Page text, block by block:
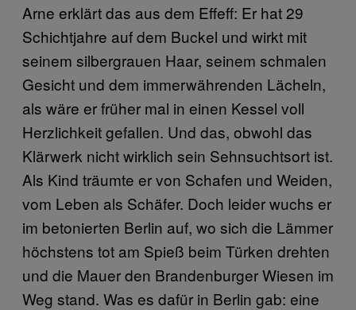
Arne erklärt das aus dem Effeff: Er hat 29
Schichtjahre auf dem Buckel und wirkt mit
seinem silbergrauen Haar, seinem schmalen
Gesicht und dem immerwährenden Lächeln,
als wäre er früher mal in einen Kessel voll
Herzlichkeit gefallen. Und das, obwohl das
Klärwerk nicht wirklich sein Sehnsuchtsort ist.
Als Kind träumte er von Schafen und Weiden,
vom Leben als Schäfer. Doch leider wuchs er
im betonierten Berlin auf, wo sich die Lämmer
höchstens tot am Spieß beim Türken drehten
und die Mauer den Brandenburger Wiesen im
Weg stand. Was es dafür in Berlin gab: eine